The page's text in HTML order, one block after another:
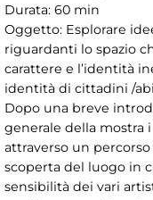
Durata: 60 min
Oggetto: Esplorare
riguardanti lo spazio
carattere e l’identità
identità di cittadini /
Dopo una breve
generale della mostra
attraverso un
scoperta del luogo in
sensibilità dei vari